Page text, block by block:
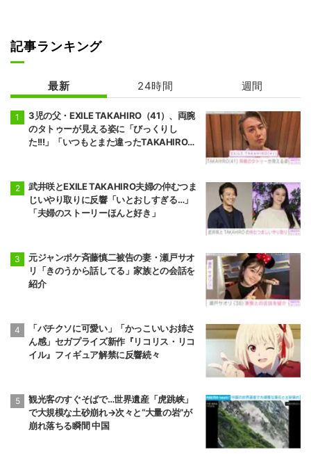
記事ランキング
最新 24時間 週間
3児の父・EXILE TAKAHIRO（41）、両腕
のタトゥーが見える姿に「びっくりし
た!!!」「いつもとまた違ったTAKAHIROさ
武井咲とEXILE TAKAHIRO夫婦の仲むつま
じいやり取りに反響「いとおしすぎる…」
「夫婦のストーリーほんと好き」
元ジャンポケ斉藤慎二被告の妻・瀬戸サオ
リ「きのうから話してる」家族との会話を
紹介
「バチクソに可愛い」「かっこいいお姉さ
ん感」セガプライズ新作『リコリス・リコ
イル』フィギュア解禁に反響続々
観光客のすぐそばで…世界遺産「虎跳峡」
で大規模な土砂崩れ→次々と“大量の岩”が
崩れ落ちる瞬間 中国